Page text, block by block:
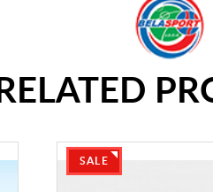
RELATED
SALE